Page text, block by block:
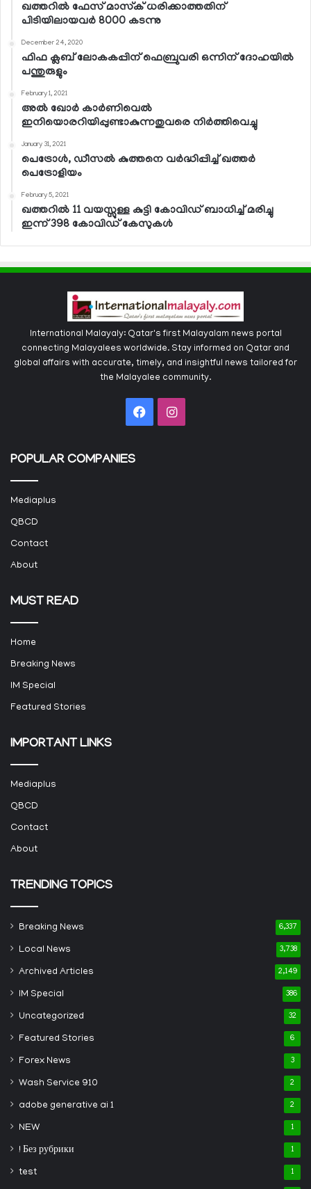
ഖത്തറില്‍ ഫേസ് മാസ്‌ക് ധരിക്കാത്തതിന്
പിടിയിലായവര്‍ 8000 കടന്നു
December 24, 2020
ഫിഫ ക്ലബ് ലോകകപ്പിന് ഫെബ്രുവരി ഒന്നിന് ദോഹയില്‍
പന്തുരുളും
February 1, 2021
അല്‍ ഖോര്‍ കാര്‍ണിവെല്‍
ഇനിയൊരറിയിപ്പുണ്ടാകുന്നതുവരെ നിര്‍ത്തിവെച്ചു
January 31, 2021
പെട്രോള്‍, ഡീസല്‍ കുത്തനെ വര്‍ദ്ധിപ്പിച്ച് ഖത്തര്‍
പെട്രോളിയം
February 5, 2021
ഖത്തറില്‍ 11 വയസ്സുള്ള കുട്ടി കോവിഡ് ബാധിച്ച് മരിച്ചു
ഇന്ന് 398 കോവിഡ് കേസുകള്‍
International Malayaly: Qatar's first Malayalam news portal
connecting Malayalees worldwide. Stay informed on Qatar and
global affairs with accurate, timely, and insightful news tailored for
the Malayalee community.
FacebookInstagram
POPULAR COMPANIES
Mediaplus
QBCD
Contact
About
MUST READ
Home
Breaking News
IM Special
Featured Stories
IMPORTANT LINKS
Mediaplus
QBCD
Contact
About
TRENDING TOPICS
Breaking News 6,337
Local News 3,738
Archived Articles 2,149
IM Special 386
Uncategorized 32
Featured Stories 6
Forex News 3
Wash Service 910 2
adobe generative ai 1 2
NEW 1
! Без рубрики 1
test 1